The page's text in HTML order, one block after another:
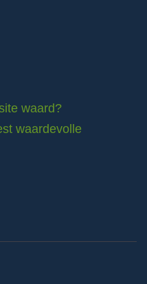
waard?
waardevolle